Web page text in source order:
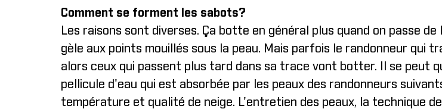
Comment se forment les sabots?
Les raisons sont diverses. Ça botte en général plus quand on passe
gèle aux points mouillés sous la peau. Mais parfois le randonneur qui
alors ceux qui passent plus tard dans sa trace vont botter. Il se peut
pellicule d'eau qui est absorbée par les peaux des randonneurs
température et qualité de neige. L'entretien des peaux, la technique